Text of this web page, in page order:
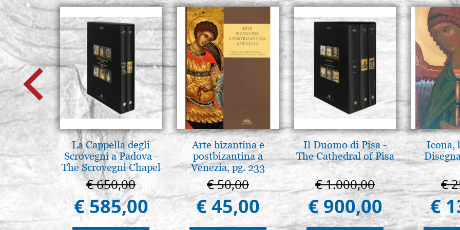
La Cappella degli
Scrovegni a Padova -
The Scrovegni Chapel
in Padua
€ 650,00
€ 585,00
Arte bizantina e
postbizantina a
Venezia, pg. 233
€ 50,00
€ 45,00
Il Duomo di Pisa -
The Cathedral of Pisa
€ 1.000,00
€ 900,00
Icona,
€
€